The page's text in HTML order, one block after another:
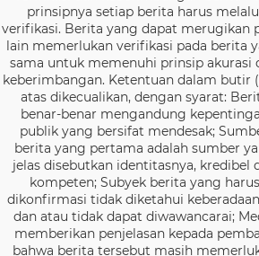
prinsipnya setiap berita harus
verifikasi. Berita yang dapat merugikan
lain memerlukan verifikasi pada berita
sama untuk memenuhi prinsip akurasi
keberimbangan. Ketentuan dalam butir
atas dikecualikan, dengan syarat:
benar-benar mengandung
publik yang bersifat mendesak;
berita yang pertama adalah sumber
jelas disebutkan identitasnya, kredibel
kompeten; Subyek berita yang harus
dikonfirmasi tidak diketahui
dan atau tidak dapat diwawancarai;
memberikan penjelasan kepada
bahwa berita tersebut masih